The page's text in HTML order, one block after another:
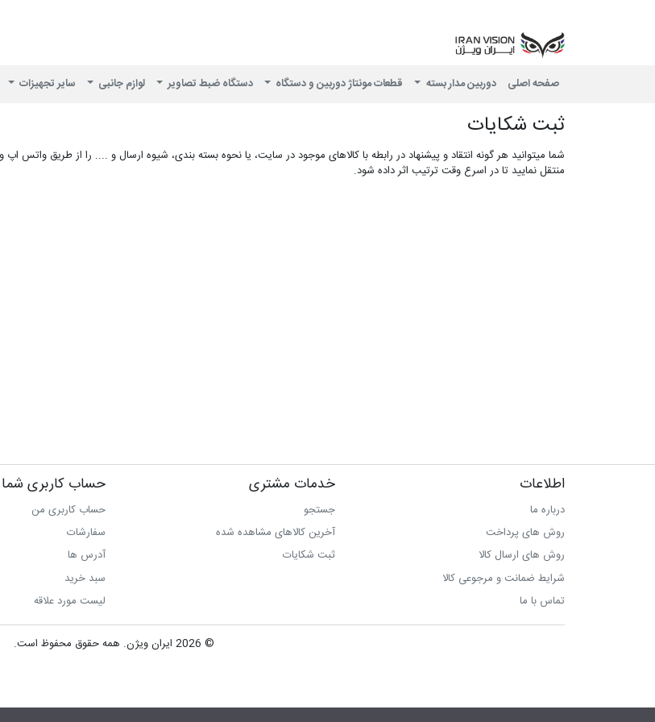
صفحه اصلی دوربین مدار بسته قطعات مونتاژ دوربین و دستگاه دستگاه ضبط تصاویر لوازم جانبی سایر تجهیزات
ثبت شکایات
منتقل نمایید تا در اسرع وقت ترتیب اثر داده شود.
اطلاعات
درباره ما
روش های پرداخت
روش های ارسال کالا
شرایط ضمانت و مرجوعی کالا
تماس با ما
خدمات مشتری
جستجو
آخرین کالاهای مشاهده شده
ثبت شکایات
حساب کاربری شما
حساب کاربری من
سفارشات
آدرس ها
سبد خرید
لیست مورد علاقه
© 2026 ایران ویژن. همه حقوق محفوظ است.